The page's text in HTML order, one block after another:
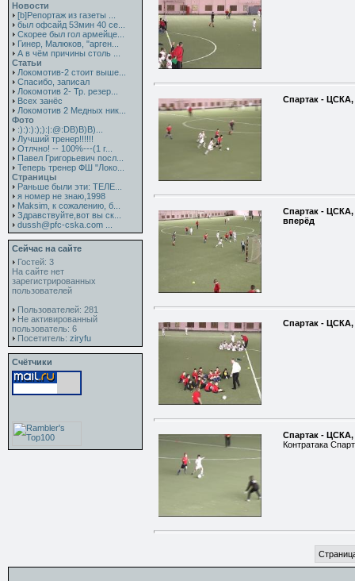
Новости
[b]Репортаж из газеты ...
был офсайд 53мин 40 се...
Скорее был гол армейце...
Гинер, Малюков, "арген...
А в чём причины столь ...
Статьи
Локомотив-2 стоит выше...
Спасибо, записал
Локомотив 2- Тр. резер...
Всех занёс
Локомотив 2 Медных ник...
Фото
:):):):);):|:@:DB)B)B)...
Лучший тренер!!!!!!
Отлчно! -- 100%---(1 г...
Павел Григорьевич посл...
Теперь тренер ФШ "Локо...
Страницы
Раньше были эти: ТЕЛЕ...
я номер не знаю,1998
Maksim, к сожалению, б...
Здравствуйте,вот вы ск...
dussh@pfc-cska.com ...
Сейчас на сайте
Гостей: 3
На сайте нет
зарегистрированных
пользователей
Пользователей: 281
Не активированный
пользователь: 6
Посетитель: ziryfu
Счётчики
Спартак - ЦСКА,
Спартак -
вперёд
Спартак - ЦСКА,
Спартак - ЦСКА,
Контратака